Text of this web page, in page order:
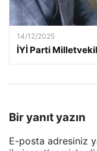
14/12/2025
İYİ Parti
Bir yanıt yazın
E-posta adresiniz